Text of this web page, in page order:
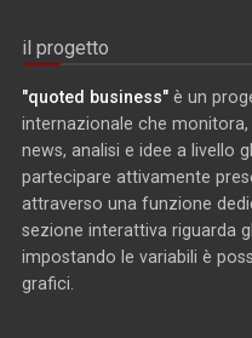
il progetto
"quoted business" è un
internazionale che
news, analisi e idee a livello
partecipare attivamente
attraverso una funzione
sezione interattiva riguarda
impostando le variabili è
grafici.